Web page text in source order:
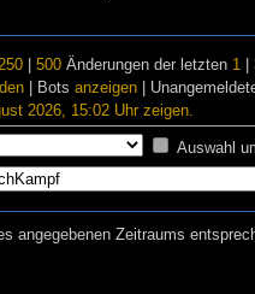
|500 Änderungen der letzten 1 |
| Botsanzeigen |
2026, 15:02 Uhr zeigen.
Auswahl
angegebenen Zeitraums